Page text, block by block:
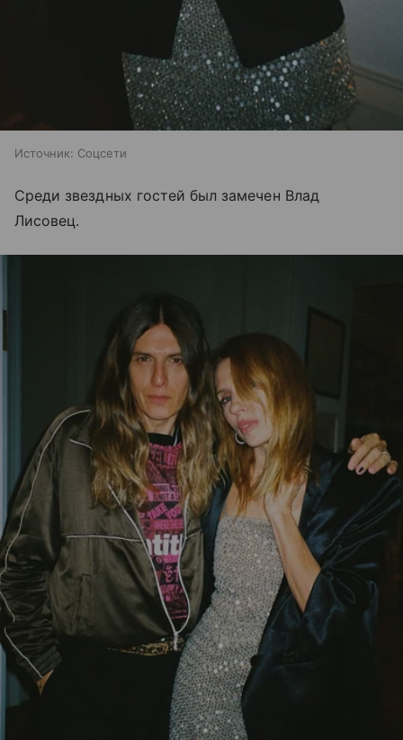
Источник: Соцсети
Среди звездных гостей был замечен Влад
Лисовец.